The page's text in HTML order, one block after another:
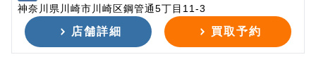
神奈川県川崎市川崎区鋼管通5丁目11-3
店舗詳細 買取予約